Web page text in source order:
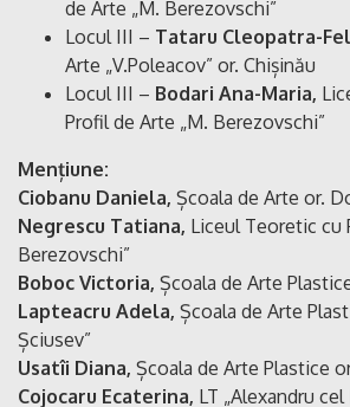
de Arte „M. Berezovschi”
Locul III – Tataru Cleopatra-
Arte „V.Poleacov” or. Chișinău
Locul III – Bodari Ana-Maria,
Profil de Arte „M. Berezovschi”
Mențiune:
Ciobanu Daniela, Școala de Arte or.
Negrescu Tatiana, Liceul Teoretic cu
Berezovschi”
Boboc Victoria, Școala de Arte
Lapteacru Adela, Școala de Arte
Șciusev”
Usatîi Diana, Școala de Arte Plastice
Cojocaru Ecaterina, LT „Alexandru cel